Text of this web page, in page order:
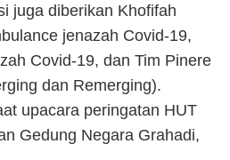
juga diberikan Khofifah
jenazah Covid-19,
Covid-19, dan Tim Pinere
dan Remerging).
upacara peringatan HUT
Gedung Negara Grahadi,